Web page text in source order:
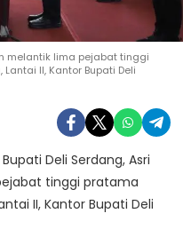
melantik lima pejabat tinggi
II, Kantor Bupati Deli
Deli Serdang, Asri
tinggi pratama
II, Kantor Bupati Deli